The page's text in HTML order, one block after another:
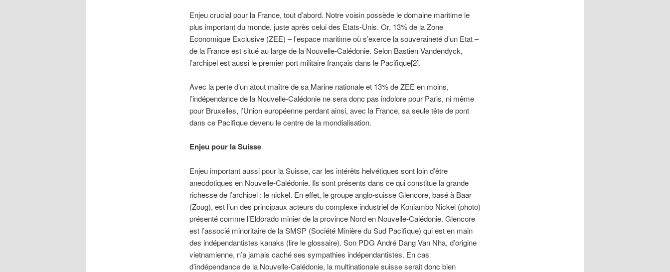
Enjeu crucial pour la France, tout d’abord. Notre voisin possède le domaine maritime le
plus important du monde, juste après celui des Etats-Unis. Or, 13% de la Zone
Economique Exclusive (ZEE) – l’espace maritime où s’exerce la souveraineté d’un Etat –
de la France est situé au large de la Nouvelle-Calédonie. Selon Bastien Vandendyck,
l’archipel est aussi le premier port militaire français dans le Pacifique[2].
Avec la perte d’un atout maître de sa Marine nationale et 13% de ZEE en moins,
l’indépendance de la Nouvelle-Calédonie ne sera donc pas indolore pour Paris, ni même
pour Bruxelles, l’Union européenne perdant ainsi, avec la France, sa seule tête de pont
dans ce Pacifique devenu le centre de la mondialisation.
Enjeu pour la Suisse
Enjeu important aussi pour la Suisse, car les intérêts helvétiques sont loin d’être
anecdotiques en Nouvelle-Calédonie. Ils sont présents dans ce qui constitue la grande
richesse de l’archipel : le nickel. En effet, le groupe anglo-suisse Glencore, basé à Baar
(Zoug), est l’un des principaux acteurs du complexe industriel de Koniambo Nickel (photo)
présenté comme l’Eldorado minier de la province Nord en Nouvelle-Calédonie. Glencore
est l’associé minoritaire de la SMSP (Société Minière du Sud Pacifique) qui est en main
des indépendantistes kanaks (lire le glossaire). Son PDG André Dang Van Nha, d’origine
vietnamienne, n’a jamais caché ses sympathies indépendantistes. En cas
d’indépendance de la Nouvelle-Calédonie, la multinationale suisse serait donc bien